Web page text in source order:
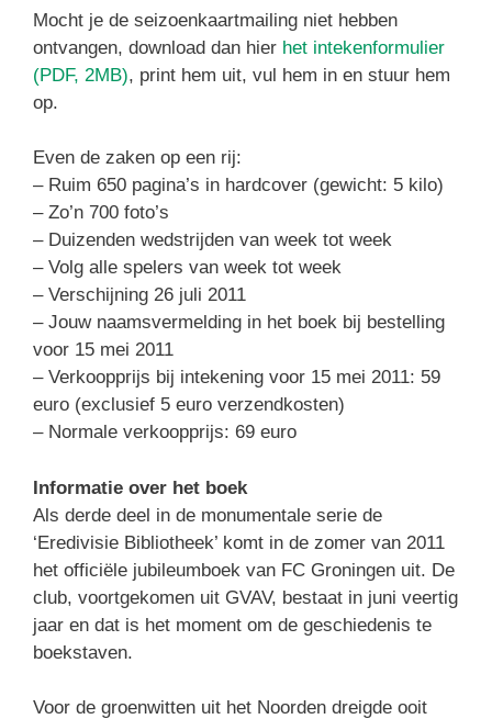
Mocht je de seizoenkaartmailing niet hebben
ontvangen, download dan hier het intekenformulier
(PDF, 2MB), print hem uit, vul hem in en stuur hem
op.
Even de zaken op een rij:
– Ruim 650 pagina’s in hardcover (gewicht: 5 kilo)
– Zo’n 700 foto’s
– Duizenden wedstrijden van week tot week
– Volg alle spelers van week tot week
– Verschijning 26 juli 2011
– Jouw naamsvermelding in het boek bij bestelling
voor 15 mei 2011
– Verkoopprijs bij intekening voor 15 mei 2011: 59
euro (exclusief 5 euro verzendkosten)
– Normale verkoopprijs: 69 euro
Informatie over het boek
Als derde deel in de monumentale serie de
‘Eredivisie Bibliotheek’ komt in de zomer van 2011
het officiële jubileumboek van FC Groningen uit. De
club, voortgekomen uit GVAV, bestaat in juni veertig
jaar en dat is het moment om de geschiedenis te
boekstaven.
Voor de groenwitten uit het Noorden dreigde ooit